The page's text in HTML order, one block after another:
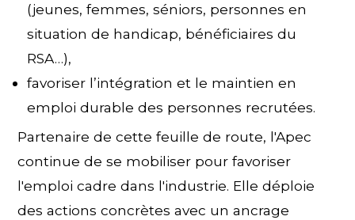
(jeunes, femmes, séniors, personnes en
situation de handicap, bénéficiaires du
RSA…),
favoriser l’intégration et le maintien en
emploi durable des personnes recrutées.
Partenaire de cette feuille de route, l'Apec
continue de se mobiliser pour favoriser
l'emploi cadre dans l'industrie. Elle déploie
des actions concrètes avec un ancrage